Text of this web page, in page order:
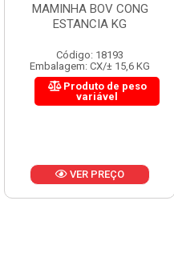
MAMINHA BOV CONG
ESTANCIA KG
Código: 18193
Embalagem: CX/± 15,6 KG
Produto de peso
variável
VER PREÇO